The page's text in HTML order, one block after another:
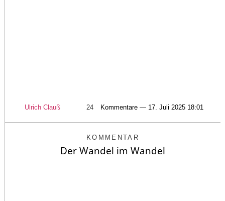
Ulrich Clauß 24 Kommentare — 17. Juli 2025 18:01
KOMMENTAR
Der Wandel im Wandel